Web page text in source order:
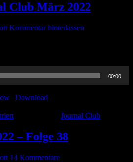
Club März 2022
Kommentar hinterlassen
00:00
Download
Journal Club
– Folge 38
14 Kommentare